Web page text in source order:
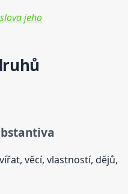
jeho
věcí, vlastností, dějů,